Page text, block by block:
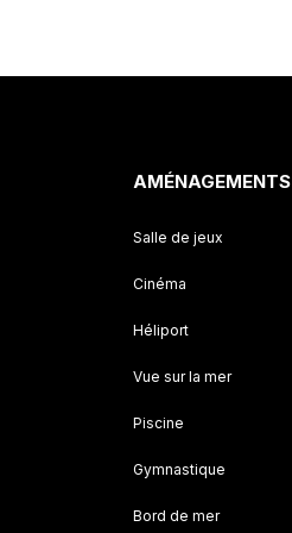
AMÉNAGEMENTS
Salle de jeux
Cinéma
Héliport
Vue sur la mer
Piscine
Gymnastique
Bord de mer